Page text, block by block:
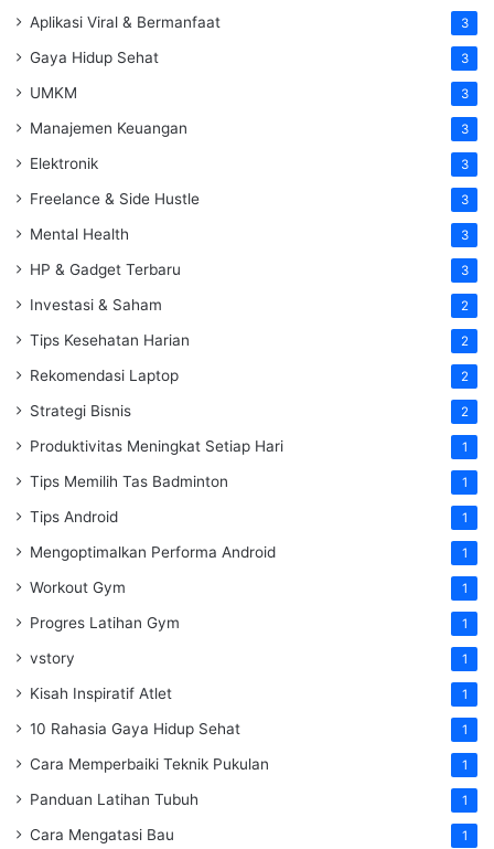
Aplikasi Viral & Bermanfaat 3
Gaya Hidup Sehat 3
UMKM 3
Manajemen Keuangan 3
Elektronik 3
Freelance & Side Hustle 3
Mental Health 3
HP & Gadget Terbaru 3
Investasi & Saham 2
Tips Kesehatan Harian 2
Rekomendasi Laptop 2
Strategi Bisnis 2
Produktivitas Meningkat Setiap Hari 1
Tips Memilih Tas Badminton 1
Tips Android 1
Mengoptimalkan Performa Android 1
Workout Gym 1
Progres Latihan Gym 1
vstory 1
Kisah Inspiratif Atlet 1
10 Rahasia Gaya Hidup Sehat 1
Cara Memperbaiki Teknik Pukulan 1
Panduan Latihan Tubuh 1
Cara Mengatasi Bau 1